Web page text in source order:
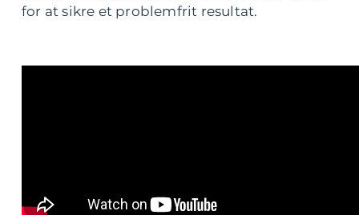
for at sikre et problemfrit resultat.